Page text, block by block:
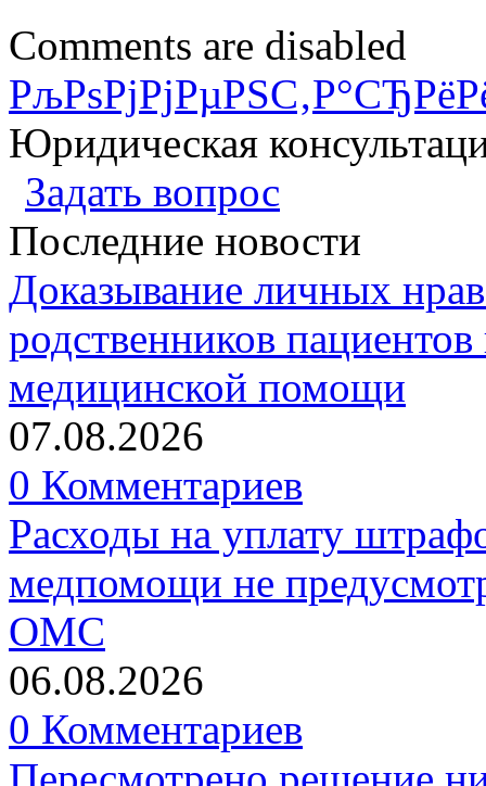
Comments are disabled
Юридическая
Задать вопрос
Последние новости
Доказывание личных
родственников
медицинской помощи
07.08.2026
0 Комментариев
Расходы на уплату
медпомощи не
ОМС
06.08.2026
0 Комментариев